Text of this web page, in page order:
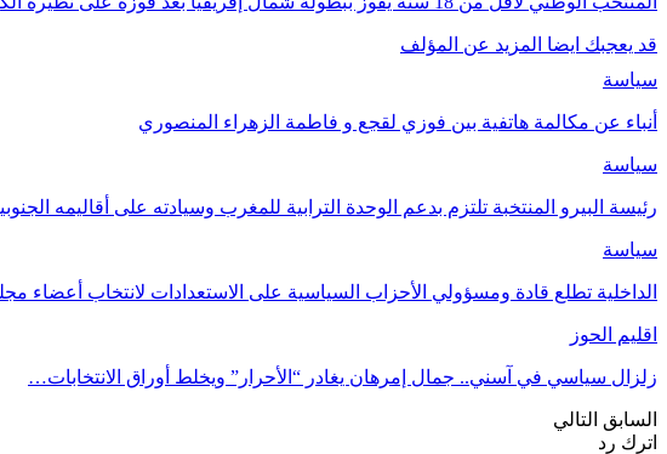
قد يعجبك ايضا المزيد عن المؤلف
سياسة
أنباء عن مكالمة هاتفية بين فوزي لقجع و فاطمة الزهراء المنصوري
سياسة
رئيسة البيرو المنتخبة تلتزم بدعم الوحدة الترابية للمغرب وسيادته على أقاليمه
سياسة
الداخلية تطلع قادة ومسؤولي الأحزاب السياسية على الاستعدادات لانتخاب أعضاء
اقليم الحوز
زلزال سياسي في آسني.. جمال إمرهان يغادر “الأحرار” ويخلط أوراق الانتخابات…
السابق التالي
اترك رد